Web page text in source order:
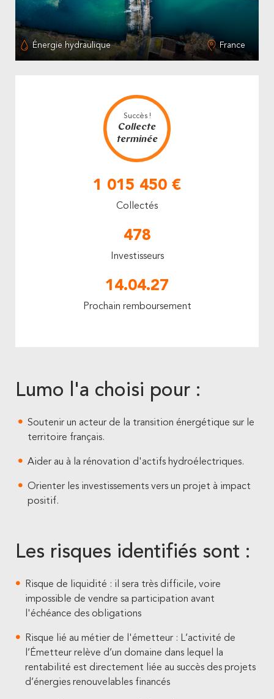
Énergie hydraulique France
Succès !
Collecte
terminée
1 015 450 €
Collectés
478
Investisseurs
14.04.27
Prochain remboursement
Lumo l'a choisi pour :
Soutenir un acteur de la transition énergétique sur le
territoire français.
Aider au à la rénovation d'actifs hydroélectriques.
Orienter les investissements vers un projet à impact
positif.
Les risques identifiés sont :
Risque de liquidité : il sera très difficile, voire
impossible de vendre sa participation avant
l'échéance des obligations
Risque lié au métier de l'émetteur : L’activité de
l’Émetteur relève d’un domaine dans lequel la
rentabilité est directement liée au succès des projets
d’énergies renouvelables financés